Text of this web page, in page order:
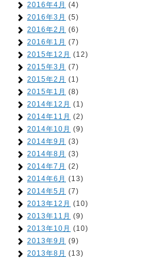
2016年4月 (4)
2016年3月 (5)
2016年2月 (6)
2016年1月 (7)
2015年12月 (12)
2015年3月 (7)
2015年2月 (1)
2015年1月 (8)
2014年12月 (1)
2014年11月 (2)
2014年10月 (9)
2014年9月 (3)
2014年8月 (3)
2014年7月 (2)
2014年6月 (13)
2014年5月 (7)
2013年12月 (10)
2013年11月 (9)
2013年10月 (10)
2013年9月 (9)
2013年8月 (13)